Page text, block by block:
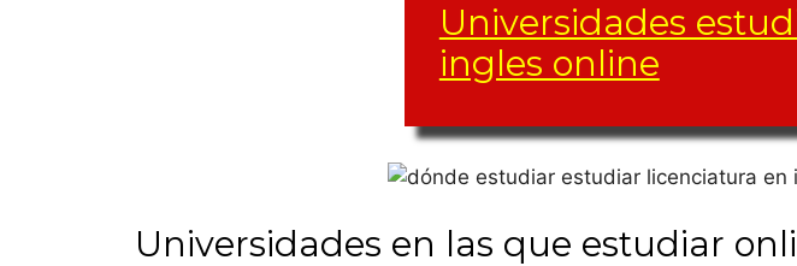
Universidades
ingles online
El grupo de materias y créditos
también.
Universidades en las que estudiar